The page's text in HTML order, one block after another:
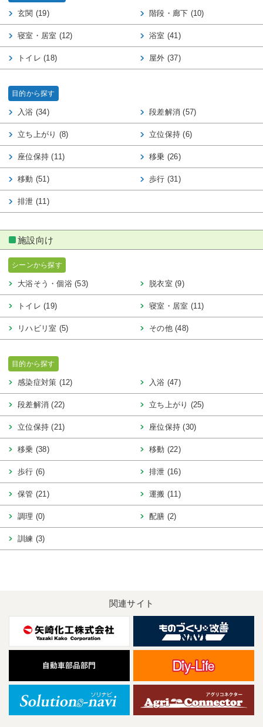
玄関 (19) 階段・廊下 (10)
寝室・居室 (12) 浴室 (41)
トイレ (18) 屋外 (37)
目的から探す
入浴 (34) 段差解消 (57)
立ち上がり (8) 立位保持 (6)
座位保持 (11) 移乗 (26)
移動 (51) 歩行 (31)
排泄 (11)
施設向け
シーンから探す
大浴そう・個浴 (53) 脱衣室 (9)
トイレ (19) 寝室・居室 (11)
リハビリ室 (5) その他 (48)
目的から探す
感染症対策 (12) 入浴 (47)
段差解消 (22) 立ち上がり (25)
立位保持 (21) 座位保持 (30)
移乗 (38) 移動 (22)
歩行 (6) 排泄 (16)
保管 (21) 運搬 (11)
調理 (0) 配膳 (2)
訓練 (3)
関連サイト